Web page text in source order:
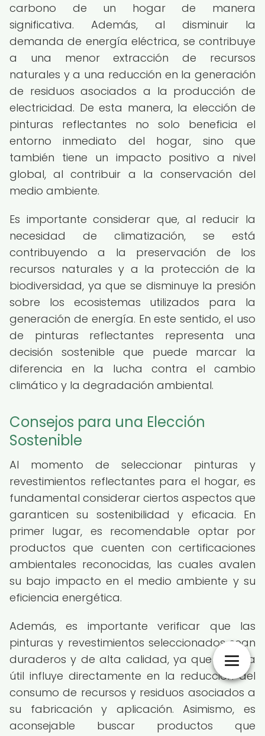
carbono de un hogar de manera
significativa. Además, al disminuir la
demanda de energía eléctrica, se contribuye
a una menor extracción de recursos
naturales y a una reducción en la generación
de residuos asociados a la producción de
electricidad. De esta manera, la elección de
pinturas reflectantes no solo beneficia el
entorno inmediato del hogar, sino que
también tiene un impacto positivo a nivel
global, al contribuir a la conservación del
medio ambiente.
Es importante considerar que, al reducir la
necesidad de climatización, se está
contribuyendo a la preservación de los
recursos naturales y a la protección de la
biodiversidad, ya que se disminuye la presión
sobre los ecosistemas utilizados para la
generación de energía. En este sentido, el uso
de pinturas reflectantes representa una
decisión sostenible que puede marcar la
diferencia en la lucha contra el cambio
climático y la degradación ambiental.
Consejos para una Elección
Sostenible
Al momento de seleccionar pinturas y
revestimientos reflectantes para el hogar, es
fundamental considerar ciertos aspectos que
garanticen su sostenibilidad y eficacia. En
primer lugar, es recomendable optar por
productos que cuenten con certificaciones
ambientales reconocidas, las cuales avalen
su bajo impacto en el medio ambiente y su
eficiencia energética.
Además, es importante verificar que las
pinturas y revestimientos seleccionados sean
duraderos y de alta calidad, ya que su vida
útil influye directamente en la reducción del
consumo de recursos y residuos asociados a
su fabricación y aplicación. Asimismo, es
aconsejable buscar productos que